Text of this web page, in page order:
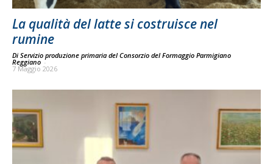
La qualità del latte si costruisce nel
rumine
Di Servizio produzione primaria del Consorzio del Formaggio Parmigiano
Reggiano -
7 Maggio 2026